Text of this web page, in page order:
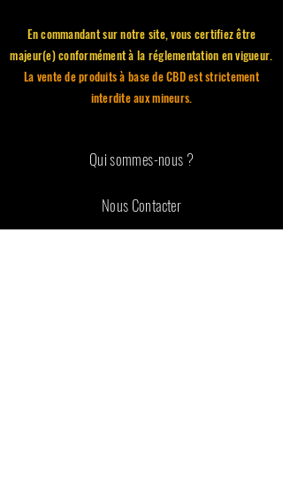
En commandant sur notre site, vous certifiez être
majeur(e) conformément à la réglementation en vigueur.
La vente de produits à base de CBD est strictement
interdite aux mineurs.
Qui sommes-nous ?
Nous Contacter